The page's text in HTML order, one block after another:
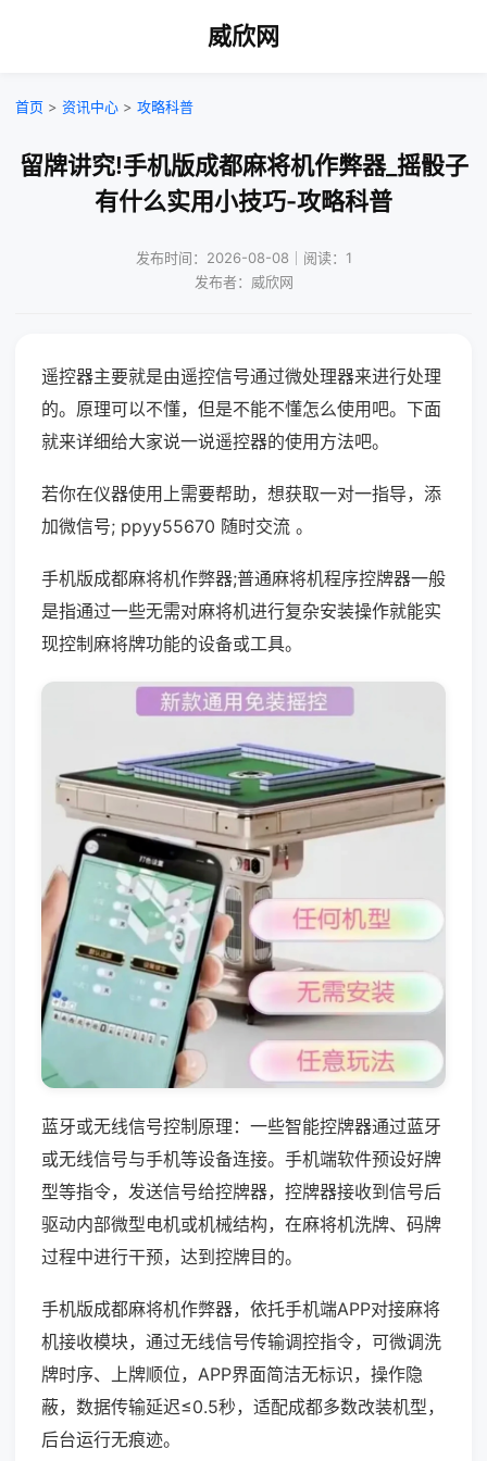
威欣网
首页 > 资讯中心 > 攻略科普
留牌讲究!手机版成都麻将机作弊器_摇骰子
有什么实用小技巧-攻略科普
发布时间：2026-08-08｜阅读：1
发布者：威欣网
遥控器主要就是由遥控信号通过微处理器来进行处理
的。原理可以不懂，但是不能不懂怎么使用吧。下面
就来详细给大家说一说遥控器的使用方法吧。
若你在仪器使用上需要帮助，想获取一对一指导，添
加微信号; ppyy55670 随时交流 。
手机版成都麻将机作弊器;普通麻将机程序控牌器一般
是指通过一些无需对麻将机进行复杂安装操作就能实
现控制麻将牌功能的设备或工具。
蓝牙或无线信号控制原理：一些智能控牌器通过蓝牙
或无线信号与手机等设备连接。手机端软件预设好牌
型等指令，发送信号给控牌器，控牌器接收到信号后
驱动内部微型电机或机械结构，在麻将机洗牌、码牌
过程中进行干预，达到控牌目的。
手机版成都麻将机作弊器，依托手机端APP对接麻将
机接收模块，通过无线信号传输调控指令，可微调洗
牌时序、上牌顺位，APP界面简洁无标识，操作隐
蔽，数据传输延迟≤0.5秒，适配成都多数改装机型，
后台运行无痕迹。